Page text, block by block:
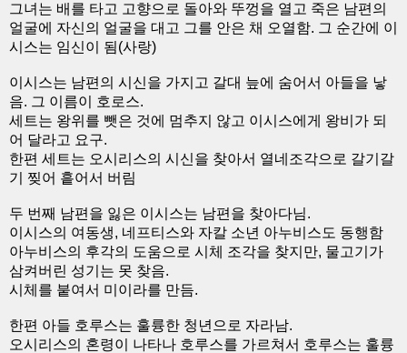
그녀는 배를 타고 고향으로 돌아와 뚜껑을 열고 죽은 남편의
얼굴에 자신의 얼굴을 대고 그를 안은 채 오열함. 그 순간에 이
시스는 임신이 됨(사랑)
이시스는 남편의 시신을 가지고 갈대 늪에 숨어서 아들을 낳
음. 그 이름이 호로스.
세트는 왕위를 뺏은 것에 멈추지 않고 이시스에게 왕비가 되
어 달라고 요구.
한편 세트는 오시리스의 시신을 찾아서 열네조각으로 갈기갈
기 찢어 흩어서 버림
두 번째 남편을 잃은 이시스는 남편을 찾아다님.
이시스의 여동생, 네프티스와 자칼 소년 아누비스도 동행함
아누비스의 후각의 도움으로 시체 조각을 찾지만, 물고기가
삼켜버린 성기는 못 찾음.
시체를 붙여서 미이라를 만듬.
한편 아들 호루스는 훌륭한 청년으로 자라남.
오시리스의 혼령이 나타나 호루스를 가르쳐서 호루스는 훌륭